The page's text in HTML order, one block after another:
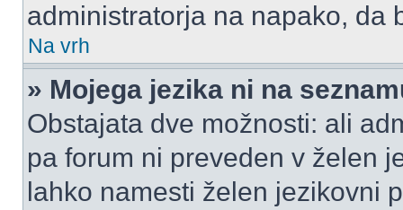
administratorja na napako, da
Na vrh
» Mojega jezika ni na
Obstajata dve možnosti: ali
pa forum ni preveden v želen
lahko namesti želen jezikovni